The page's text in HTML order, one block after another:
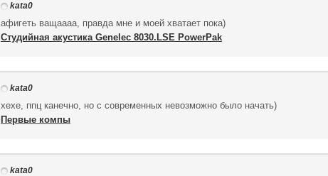
kata0
афигеть ващаааа, правда мне и моей хватает пока)
Cтудийная акустика Genelec 8030.LSE PowerPak
kata0
хехе, ппц канечно, но с современных невозможно было начать)
Первые компы
kata0